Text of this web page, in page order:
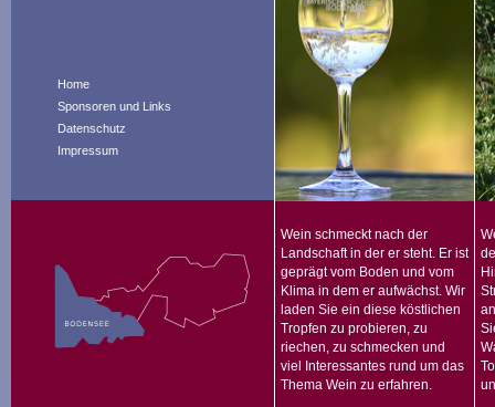
Home
Sponsoren und Links
Datenschutz
Impressum
Wein schmeckt nach der
Landschaft in der er steht. Er ist
geprägt vom Boden und vom
Klima in dem er aufwächst. Wir
laden Sie ein diese köstlichen
Tropfen zu probieren, zu
riechen, zu schmecken und
viel Interessantes rund um das
Thema Wein zu erfahren.